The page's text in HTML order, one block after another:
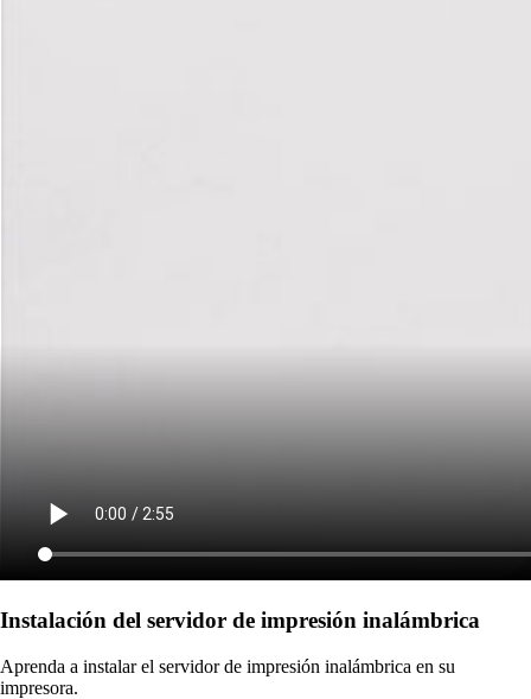
Instalación del servidor de impresión inalámbrica
Aprenda a instalar el servidor de impresión inalámbrica en su
impresora.